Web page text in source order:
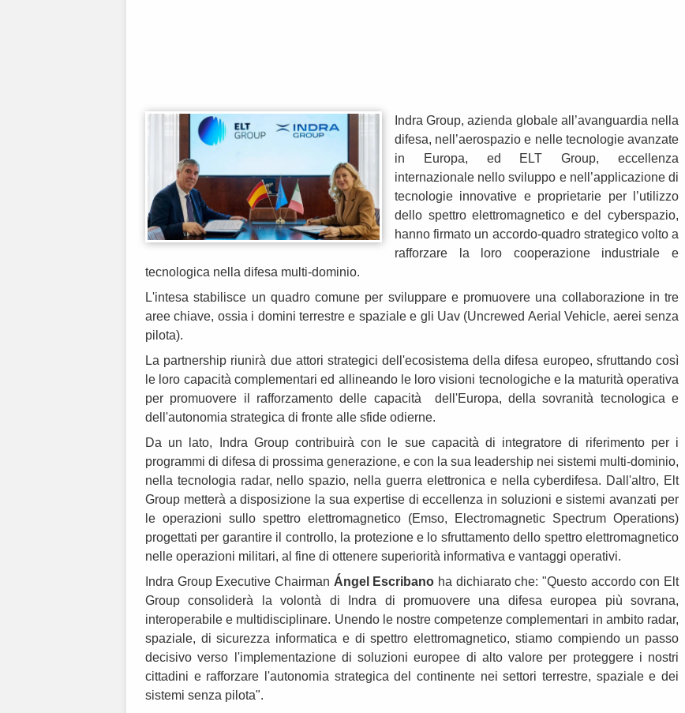
Indra Group, azienda globale all’avanguardia nella
difesa, nell’aerospazio e nelle tecnologie avanzate
in Europa, ed ELT Group, eccellenza
internazionale nello sviluppo e nell’applicazione di
tecnologie innovative e proprietarie per l’utilizzo
dello spettro elettromagnetico e del cyberspazio,
hanno firmato un accordo-quadro strategico volto a
rafforzare la loro cooperazione industriale e
tecnologica nella difesa multi-dominio.
L'intesa stabilisce un quadro comune per sviluppare e promuovere una collaborazione in tre
aree chiave, ossia i domini terrestre e spaziale e gli Uav (Uncrewed Aerial Vehicle, aerei senza
pilota).
La partnership riunirà due attori strategici dell'ecosistema della difesa europeo, sfruttando così
le loro capacità complementari ed allineando le loro visioni tecnologiche e la maturità operativa
per promuovere il rafforzamento delle capacità dell'Europa, della sovranità tecnologica e
dell'autonomia strategica di fronte alle sfide odierne.
Da un lato, Indra Group contribuirà con le sue capacità di integratore di riferimento per i
programmi di difesa di prossima generazione, e con la sua leadership nei sistemi multi-dominio,
nella tecnologia radar, nello spazio, nella guerra elettronica e nella cyberdifesa. Dall'altro, Elt
Group metterà a disposizione la sua expertise di eccellenza in soluzioni e sistemi avanzati per
le operazioni sullo spettro elettromagnetico (Emso, Electromagnetic Spectrum Operations)
progettati per garantire il controllo, la protezione e lo sfruttamento dello spettro elettromagnetico
nelle operazioni militari, al fine di ottenere superiorità informativa e vantaggi operativi.
Indra Group Executive Chairman Ángel Escribano ha dichiarato che: "Questo accordo con Elt
Group consoliderà la volontà di Indra di promuovere una difesa europea più sovrana,
interoperabile e multidisciplinare. Unendo le nostre competenze complementari in ambito radar,
spaziale, di sicurezza informatica e di spettro elettromagnetico, stiamo compiendo un passo
decisivo verso l'implementazione di soluzioni europee di alto valore per proteggere i nostri
cittadini e rafforzare l'autonomia strategica del continente nei settori terrestre, spaziale e dei
sistemi senza pilota".